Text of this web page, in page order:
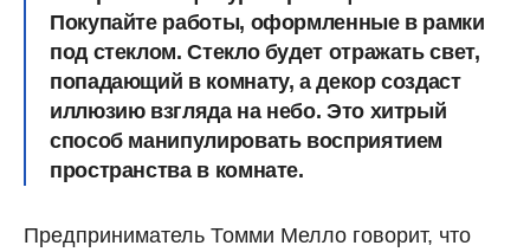
Покупайте работы, оформленные в рамки
под стеклом. Стекло будет отражать свет,
попадающий в комнату, а декор создаст
иллюзию взгляда на небо. Это хитрый
способ манипулировать восприятием
пространства в комнате.
Предприниматель Томми Мелло говорит, что